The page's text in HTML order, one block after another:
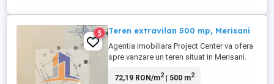
3 Teren extravilan 500 mp, Merisani
Agentia imobiliara Project Center va ofera
spre vanzare un teren situat in Merisani.
este extravilan cu deschidere la drum de
72,19 RON/m2| 500 m2